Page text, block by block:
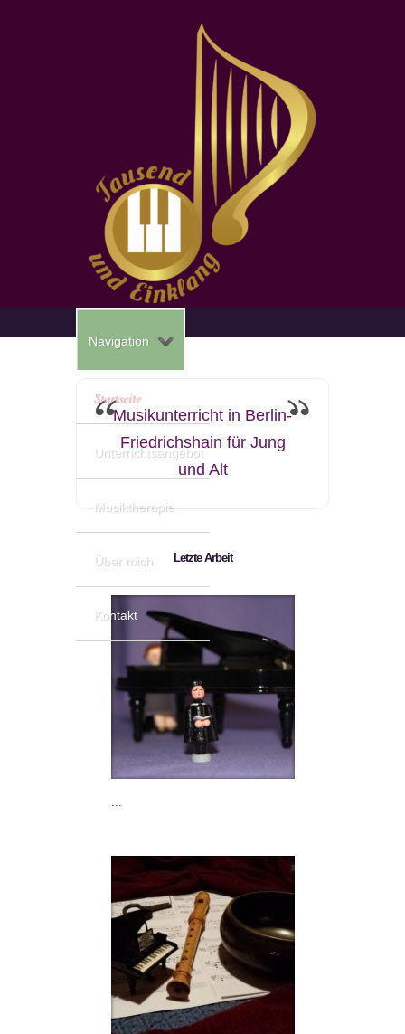
Startseite
Unterrichtsangebot
Musiktherapie
Über mich
Kontakt
Navigation
Musikunterricht in Berlin-
Friedrichshain für Jung
und Alt
Letzte Arbeit
...